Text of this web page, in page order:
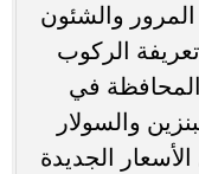
والشئون
الركوب
المحافظة في
والسولار
الجديدة